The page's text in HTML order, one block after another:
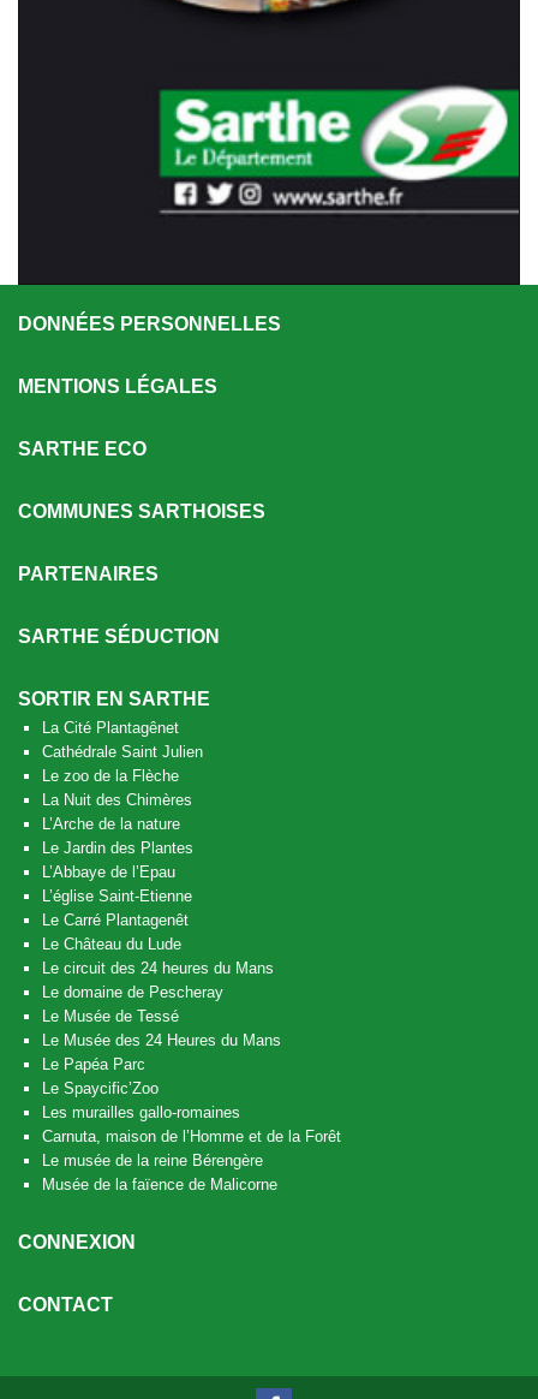
DONNÉES PERSONNELLES
MENTIONS LÉGALES
SARTHE ECO
COMMUNES SARTHOISES
PARTENAIRES
SARTHE SÉDUCTION
SORTIR EN SARTHE
La Cité Plantagênet
Cathédrale Saint Julien
Le zoo de la Flèche
La Nuit des Chimères
L’Arche de la nature
Le Jardin des Plantes
L’Abbaye de l’Epau
L’église Saint-Etienne
Le Carré Plantagenêt
Le Château du Lude
Le circuit des 24 heures du Mans
Le domaine de Pescheray
Le Musée de Tessé
Le Musée des 24 Heures du Mans
Le Papéa Parc
Le Spaycific’Zoo
Les murailles gallo-romaines
Carnuta, maison de l’Homme et de la Forêt
Le musée de la reine Bérengère
Musée de la faïence de Malicorne
CONNEXION
CONTACT